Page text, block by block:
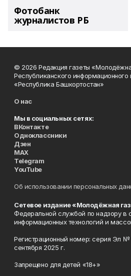
Фотобанк
журналистов РБ
© 2026 Редакция газеты
Республиканского
«Республика Башкортостан»
О нас
Мы в социальных сетях:
ВКонтакте
Одноклассники
Дзен
MAX
Telegram
YouTube
Об использовании персональных
Сетевое издание «Молодёжная
Федеральной службой по надзору в
информационных технологий и
Регистрационный номер: серия Эл
сентября 2025 г.
Запрещено для детей «18+»